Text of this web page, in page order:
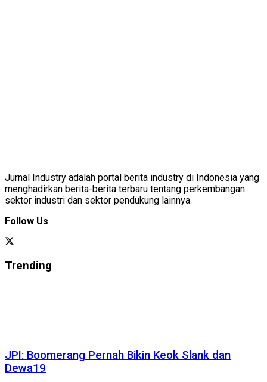
Jurnal Industry adalah portal berita industry di Indonesia yang
menghadirkan berita-berita terbaru tentang perkembangan
sektor industri dan sektor pendukung lainnya.
Follow Us
Trending
JPI: Boomerang Pernah Bikin Keok Slank dan
Dewa19